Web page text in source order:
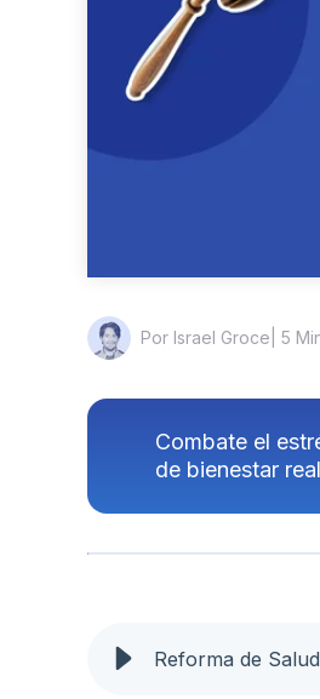
Por Israel Groce | 5
Combate el
de bienestar
Reforma de